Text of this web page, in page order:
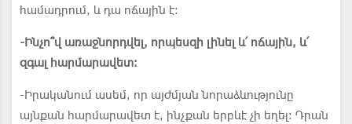
համադրում, և դա ոճային է:
-Ինչո՞վ առաջնորդվել, որպեսզի լինել և՛ ոճային, և՛
զգալ հարմարավետ:
-Իրականում ասեմ, որ այժմյան նորաձևությունը
այնքան հարմարավետ է, ինչքան երբևէ չի եղել: Դրան